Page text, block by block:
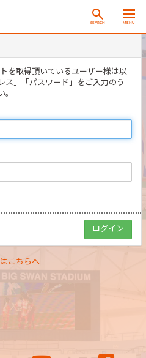
SEARCH MENU
を取得頂いているユーザー様は以
ス」「パスワード」をご入力のう
。
こちらへ